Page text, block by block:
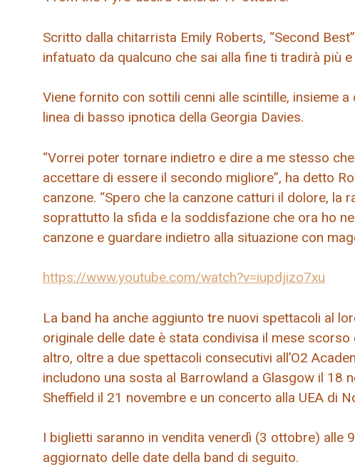
Scritto dalla chitarrista Emily Roberts, “Second
infatuato da qualcuno che sai alla fine ti tradirà più e
Viene fornito con sottili cenni alle scintille, insieme
linea di basso ipnotica della Georgia Davies.
“Vorrei poter tornare indietro e dire a me stesso
accettare di essere il secondo migliore”, ha detto
canzone. “Spero che la canzone catturi il dolore, la
soprattutto la sfida e la soddisfazione che ora ho
canzone e guardare indietro alla situazione con
https://www.youtube.com/watch?v=iupdjizo7xu
La band ha anche aggiunto tre nuovi spettacoli al
originale delle date è stata condivisa il mese
altro, oltre a due spettacoli consecutivi all’O2
includono una sosta al Barrowland a Glasgow il 18
Sheffield il 21 novembre e un concerto alla UEA di
I biglietti saranno in vendita venerdì (3 ottobre) alle
aggiornato delle date della band di seguito.